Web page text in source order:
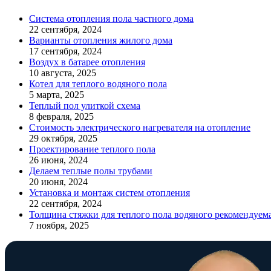
Система отопления пола частного дома
22 сентября, 2024
Варианты отопления жилого дома
17 сентября, 2024
Воздух в батарее отопления
10 августа, 2025
Котел для теплого водяного пола
5 марта, 2025
Теплый пол улиткой схема
8 февраля, 2025
Стоимость электрического нагревателя на отопление
29 октября, 2025
Проектирование теплого пола
26 июня, 2024
Делаем теплые полы трубами
20 июня, 2024
Установка и монтаж систем отопления
22 сентября, 2024
Толщина стяжки для теплого пола водяного
7 ноября, 2025